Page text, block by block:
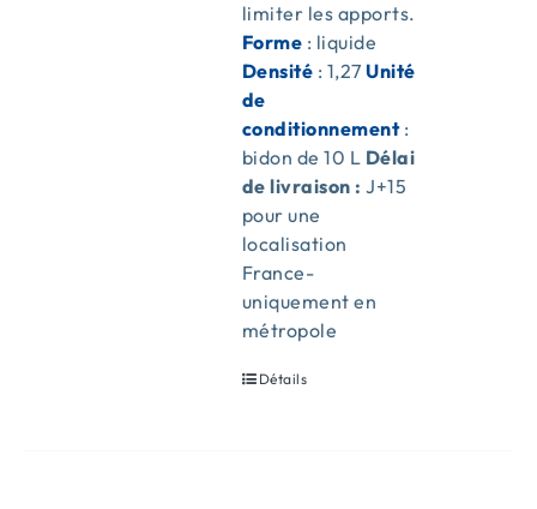
limiter les apports.
Forme : liquide
Densité : 1,27Unité
de
conditionnement:
bidon de 10 L Délai
de livraison : J+15
pour une
localisation
France-
uniquement en
métropole
Détails